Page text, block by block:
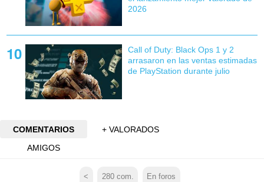
2026
Call of Duty: Black Ops 1 y 2
arrasaron en las ventas estimadas
de PlayStation durante julio
COMENTARIOS
+ VALORADOS
AMIGOS
< 280com. En foros